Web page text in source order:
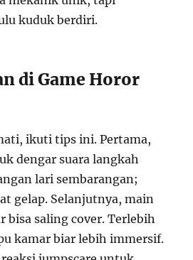
kuduk berdiri.
di Game Horor
ikuti tips ini. Pertama,
dengar suara langkah
lari sembarangan;
gelap. Selanjutnya, main
bisa saling cover. Terlebih
kamar biar lebih immersif.